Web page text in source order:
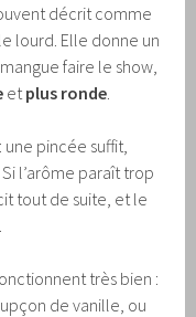
décrit comme
lourd. Elle donne un
faire le show,
et plus ronde
pincée suffit,
l’arôme paraît trop
tout de suite, et le
très bien :
de vanille, ou